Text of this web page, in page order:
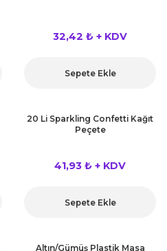
32,42 ₺ + KDV
Sepete Ekle
20 Li Sparkling Confetti Kağıt
Peçete
41,93 ₺ + KDV
Sepete Ekle
Altın/Gümüş Plastik Masa